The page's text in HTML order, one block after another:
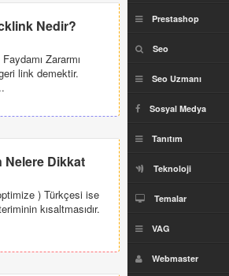
Nedir?
Zararmı
link demektir.
Nelere Dikkat
) Türkçesi ise
kısaltmasıdır.
Prestashop
Seo
Seo Uzmanı
Sosyal Medya
Tanıtım
Teknoloji
Temalar
VAG
Webmaster